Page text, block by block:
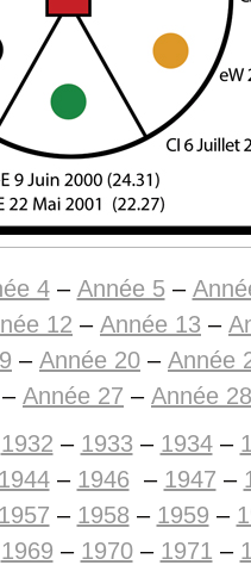
4– Année 5–
12 – Année 13 –
– Année 20 – Année
Année 27 – Année 28
1932 – 1933 – 1934–
– 1946 – 1947 –
– 1958 – 1959 –
1969 – 1970– 1971 –